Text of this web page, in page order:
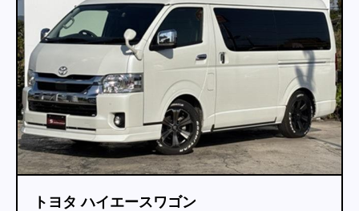
トヨタ ハイエースワゴン